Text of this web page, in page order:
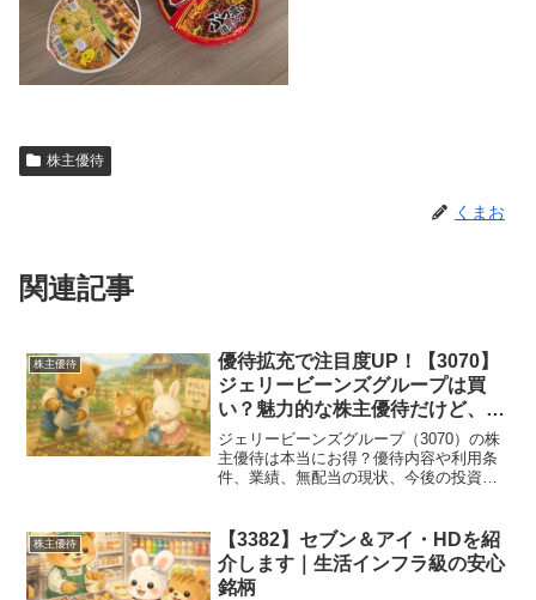
株主優待
くまお
関連記事
株主優待
優待拡充で注目度UP！【3070】
ジェリービーンズグループは買
い？魅力的な株主優待だけど、気
になる点も調べてみた！
ジェリービーンズグループ（3070）の株
主優待は本当にお得？優待内容や利用条
件、業績、無配当の現状、今後の投資判
株主優待
【3382】セブン＆アイ・HDを紹
介します｜生活インフラ級の安心
銘柄